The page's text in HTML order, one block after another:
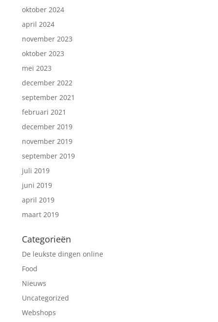
oktober 2024
april 2024
november 2023
oktober 2023
mei 2023
december 2022
september 2021
februari 2021
december 2019
november 2019
september 2019
juli 2019
juni 2019
april 2019
maart 2019
Categorieën
De leukste dingen online
Food
Nieuws
Uncategorized
Webshops